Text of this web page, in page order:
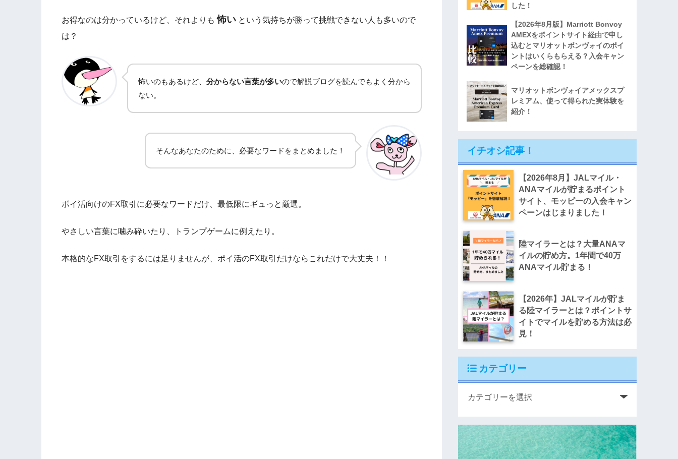
お得なのは分かっているけど、それよりも怖い という気持ちが勝って挑戦できない人も多いので
は？
怖いのもあるけど、 分からない言葉が多いので解説ブログを読んでもよく分から
ない。
そんなあなたのために、必要なワードをまとめました！
ポイ活向けのFX取引に必要なワードだけ、最低限にギュっと厳選。
やさしい言葉に噛み砕いたり、トランプゲームに例えたり。
本格的なFX取引をするには足りませんが、ポイ活のFX取引だけならこれだけで大丈夫！！
した！
【2026年8月版】Marriott Bonvoy
AMEXをポイントサイト経由で申し
込むとマリオットボンヴォイのポイ
ントはいくらもらえる？入会キャン
ペーンを総確認！
マリオットボンヴォイアメックスプ
レミアム、使って得られた実体験を
紹介！
イチオシ記事！
【2026年8月】JALマイル・
ANAマイルが貯まるポイント
サイト、モッピーの入会キャン
ペーンはじまりました！
陸マイラーとは？大量ANAマ
イルの貯め方。1年間で40万
ANAマイル貯まる！
【2026年】JALマイルが貯ま
る陸マイラーとは？ポイントサ
イトでマイルを貯める方法は必
見！
カテゴリー